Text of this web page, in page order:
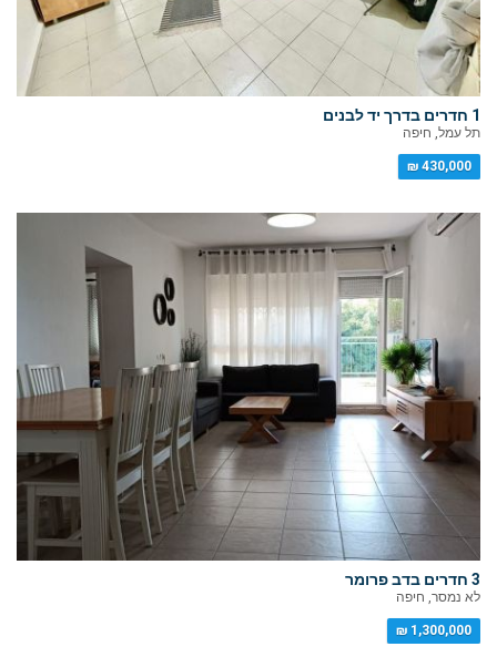
1 חדרים בדרך יד לבנים
תל עמל, חיפה
430,000 ₪
3 חדרים בדב פרומר
לא נמסר, חיפה
1,300,000 ₪